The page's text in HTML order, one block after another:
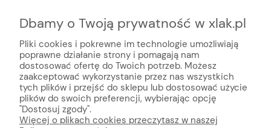
Dbamy o Twoją prywatność w xlak.pl
Pliki cookies i pokrewne im technologie umożliwiają
poprawne działanie strony i pomagają nam
dostosować ofertę do Twoich potrzeb. Możesz
zaakceptować wykorzystanie przez nas wszystkich
tych plików i przejść do sklepu lub dostosować użycie
plików do swoich preferencji, wybierając opcję
"Dostosuj zgody".
Więcej o plikach cookies przeczytasz w naszej